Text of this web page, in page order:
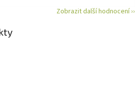
Zobrazit další hodnocení ››